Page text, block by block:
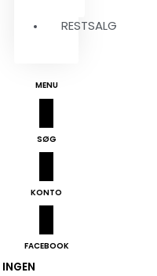
RESTSALG
MENU
SØG
KONTO
FACEBOOK
INGEN